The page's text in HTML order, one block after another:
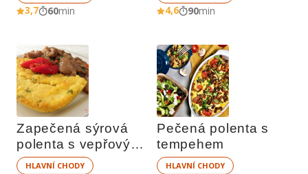
3,7 60min 4,6 90min
Zapečená sýrová
polenta s vepřovými
nudličkami
HLAVNÍ CHODY
Pečená polenta s
tempehem
HLAVNÍ CHODY